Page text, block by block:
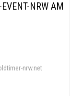
NRW AM
nrw.net